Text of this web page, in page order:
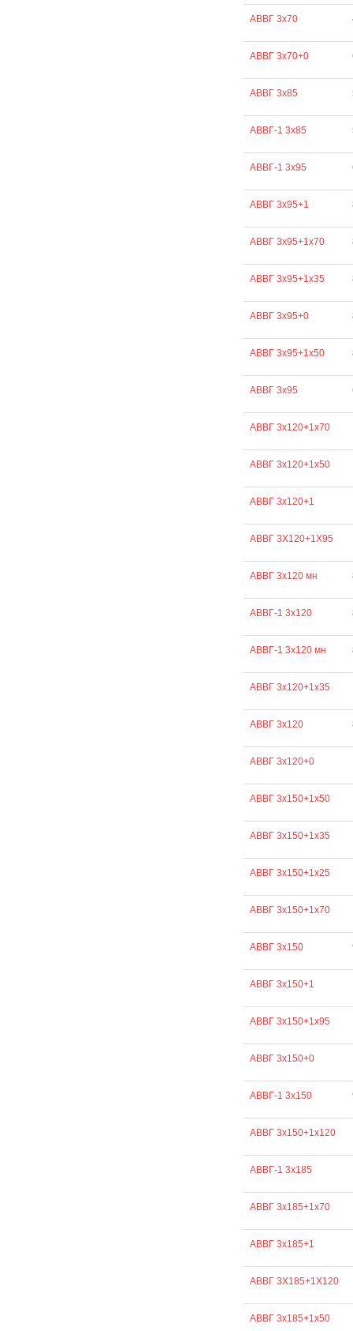
АВВГ 3х70
АВВГ 3х70+0
АВВГ 3х85
АВВГ-1 3х85
АВВГ-1 3х95
АВВГ 3х95+1
АВВГ 3х95+1х70
АВВГ 3х95+1х35
АВВГ 3х95+0
АВВГ 3х95+1х50
АВВГ 3х95
АВВГ 3х120+1х70
АВВГ 3х120+1х50
АВВГ 3х120+1
АВВГ 3Х120+1Х95
АВВГ 3х120 мн
АВВГ-1 3х120
АВВГ-1 3х120 мн
АВВГ 3х120+1х35
АВВГ 3х120
АВВГ 3х120+0
АВВГ 3х150+1х50
АВВГ 3х150+1х35
АВВГ 3х150+1х25
АВВГ 3х150+1х70
АВВГ 3х150
АВВГ 3х150+1
АВВГ 3х150+1х95
АВВГ 3х150+0
АВВГ-1 3х150
АВВГ 3х150+1х120
АВВГ-1 3х185
АВВГ 3х185+1х70
АВВГ 3х185+1
АВВГ 3Х185+1Х120
АВВГ 3х185+1х50